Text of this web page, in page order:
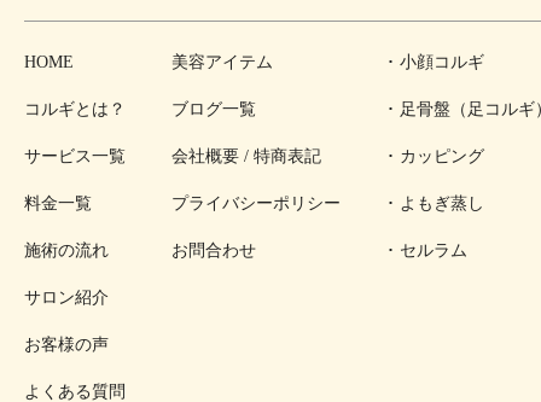
HOME
コルギとは？
サービス一覧
料金一覧
施術の流れ
サロン紹介
お客様の声
よくある質問
美容アイテム
ブログ一覧
会社概要 / 特商表記
プライバシーポリシー
お問合わせ
小顔コルギ
足骨盤（足コルギ
カッピング
よもぎ蒸し
セルラム